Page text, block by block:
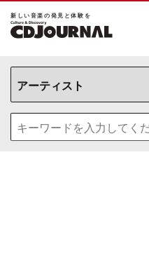
新しい⾳楽の発⾒と体験を